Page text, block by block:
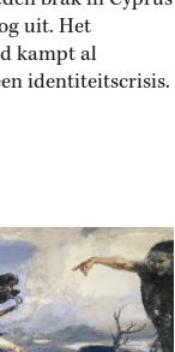
uit. Het
kampt al
identiteitscrisis.